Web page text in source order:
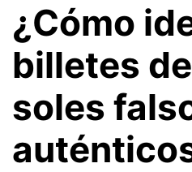
¿Cómo
billetes
soles